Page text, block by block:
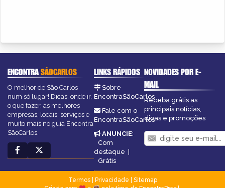
ENCONTRASÃOCARLOS
O melhor de São Carlos
num só lugar! Dicas, onde ir,
o que fazer, as melhores
empresas, locais, serviços e
muito mais no guia Encontra
SãoCarlos.
LINKS RÁPIDOS
Sobre
EncontraSãoCarlos
Fale com o
EncontraSãoCarlos
ANUNCIE:
Com
destaque |
Grátis
NOVIDADES POR E-
MAIL
Receba grátis as
principais notícias,
dicas e promoções
Termos| Privacidade
Sitemap